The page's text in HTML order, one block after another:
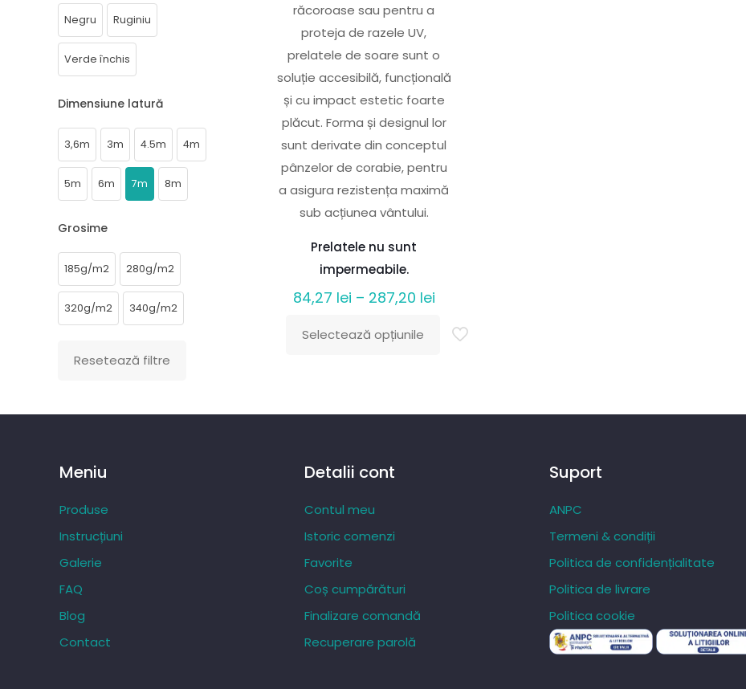
răcoroase sau pentru a
proteja de razele UV,
prelatele de soare sunt o
soluție accesibilă, funcțională
și cu impact estetic foarte
plăcut. Forma și designul lor
sunt derivate din conceptul
pânzelor de corabie, pentru
a asigura rezistența maximă
sub acțiunea vântului.
Prelatele nu sunt
impermeabile.
84,27 lei – 287,20 leiInterval
prețuri:
Selectează opțiunile
Acest
mai
Opțiunile
pot
pagina
produsului.
Negru Ruginiu
Verde închis
Dimensiune latură
3,6m 3m 4.5m 4m
5m 6m 7m 8m
Grosime
185g/m2 280g/m2
320g/m2 340g/m2
Resetează filtre
Meniu
Produse
Instrucțiuni
Galerie
FAQ
Blog
Contact
Detalii cont
Contul meu
Istoric comenzi
Favorite
Coș cumpărături
Finalizare comandă
Recuperare parolă
Suport
ANPC
Termeni & condiții
Politica de confidențialitate
Politica de livrare
Politica cookie